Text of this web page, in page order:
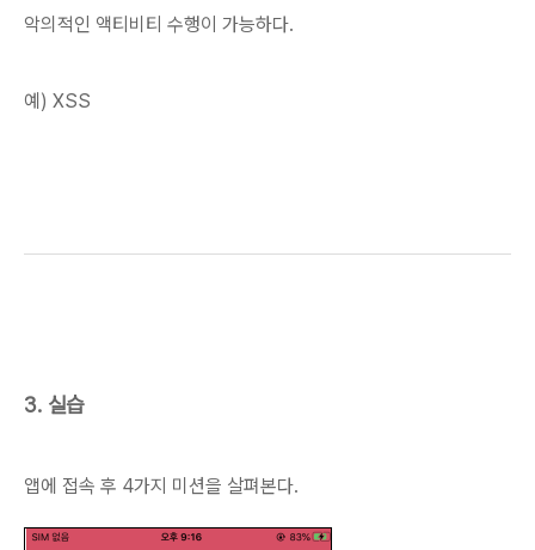
악의적인 액티비티 수행이 가능하다.
예) XSS
3. 실습
앱에 접속 후 4가지 미션을 살펴본다.